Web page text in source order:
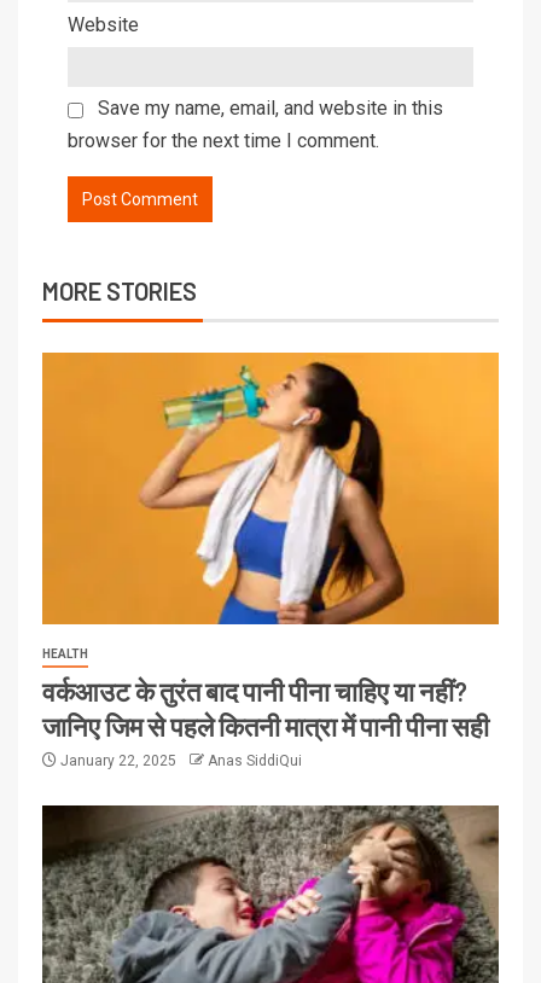
Website
Save my name, email, and website in this
browser for the next time I comment.
MORE STORIES
HEALTH
वर्कआउट के तुरंत बाद पानी पीना चाहिए या नहीं?
जानिए जिम से पहले कितनी मात्रा में पानी पीना सही
January 22, 2025 Anas SiddiQui